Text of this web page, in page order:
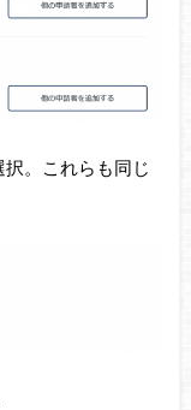
。これらも同じ